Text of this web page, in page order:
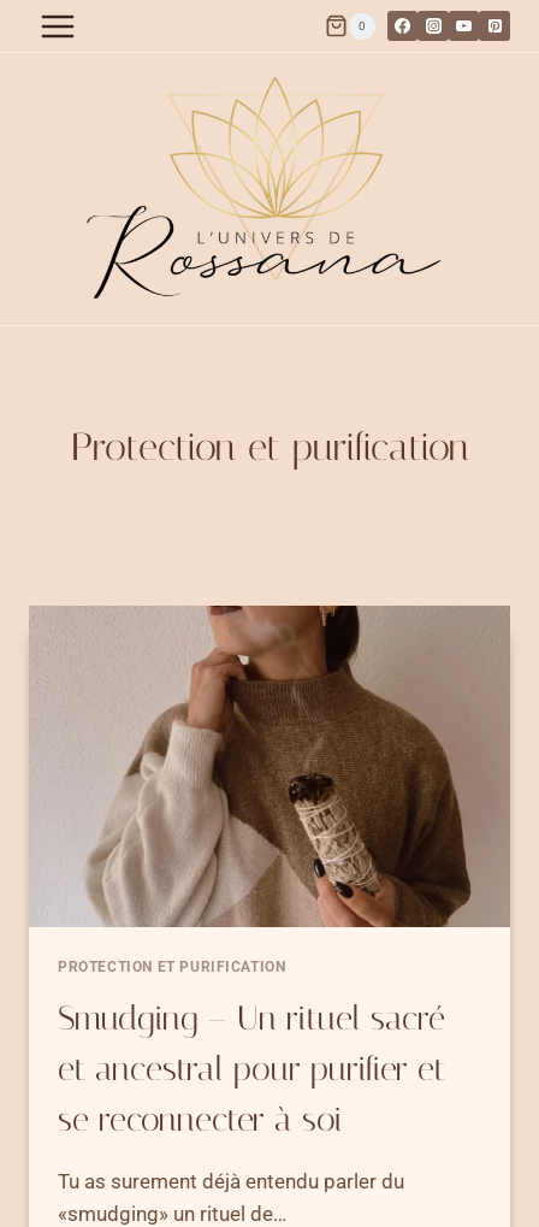
au
0
Protection et purification
PROTECTION ET PURIFICATION
Smudging – Un rituel sacré
et ancestral pour purifier et
se reconnecter à soi
Tu as surement déjà entendu parler du
«smudging» un rituel de…